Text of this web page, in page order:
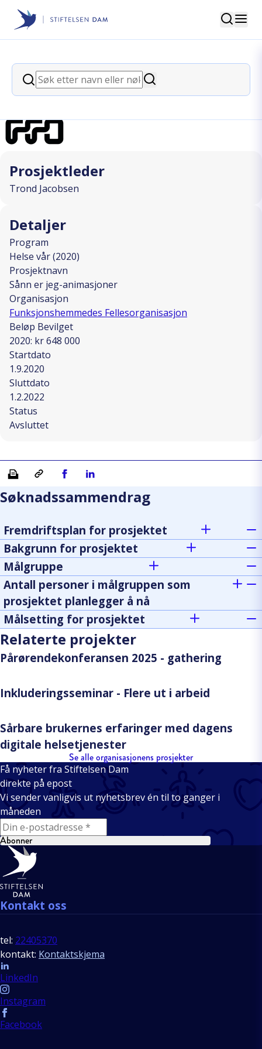
Stiftelsen Dam
Søk
Søk
Søk
back
Sånn er jeg-animasjoner
Prosjektleder
Trond Jacobsen
Detaljer
Program
Helse vår (2020)
Prosjektnavn
Sånn er jeg-animasjoner
Organisasjon
Funksjonshemmedes Fellesorganisasjon
Beløp Bevilget
2020: kr 648 000
Startdato
1.9.2020
Sluttdato
1.2.2022
Status
Avsluttet
Skriv ut Kopiera länkDel på Facebook
Del på Linkedin
Søknadssammendrag
Fremdriftsplan for prosjektet
Bakgrunn for prosjektet
Målgruppe
Antall personer i målgruppen som
prosjektet planlegger å nå
Målsetting for prosjektet
Relaterte projekter
Pårørendekonferansen 2025 - gathering
Inkluderingsseminar - Flere ut i arbeid
Sårbare brukernes erfaringer med dagens
digitale helsetjenester
Se alle organisasjonens prosjekter
Få nyheter fra Stiftelsen Dam
direkte på epost
Vi sender vanligvis ut nyhetsbrev én til to ganger i
måneden
E-mail
Abonner
Bunntekst
Kontakt oss
tel: 22405370
kontakt: Kontaktskjema
Follow us
LinkedIn
Instagram
Facebook